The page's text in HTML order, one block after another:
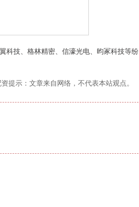
技、格林精密、信濠光电、昀冢科技等纷
提示：文章来自网络，不代表本站观点。